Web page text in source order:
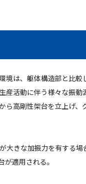
境は、躯体構造部と比
活動に伴う様々な振動
ら高剛性架台を立上げ
大きな加振力を有する
適用される。